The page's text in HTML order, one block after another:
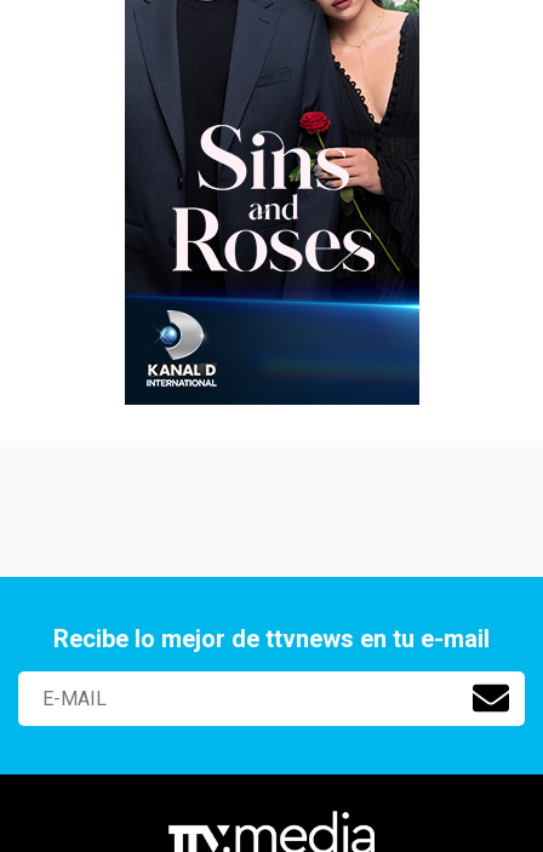
Recibe lo mejor de ttvnews en tu e-mail